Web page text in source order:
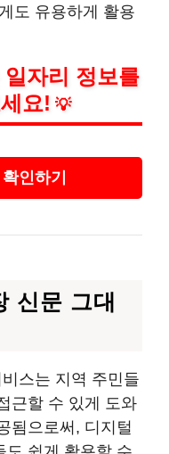
도 유용하게 활용
자리 정보를
요! 💡
인하기
신문 그대
스는 지역 주민들
근할 수 있게 도와
됨으로써, 디지털